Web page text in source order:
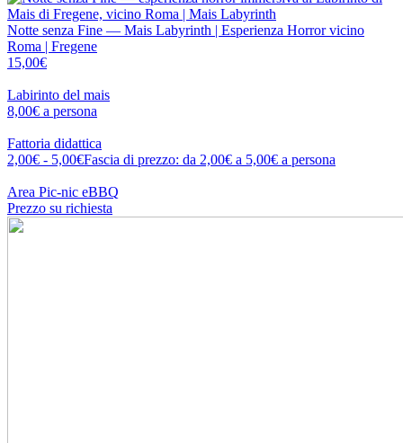
Notte senza Fine — Mais Labyrinth | Esperienza Horror vicino
Roma | Fregene
15,00€
Labirinto del mais
8,00€ a persona
Fattoria didattica
2,00€ - 5,00€Fascia di prezzo: da 2,00€ a 5,00€ a persona
Area Pic-nic eBBQ
Prezzo su richiesta